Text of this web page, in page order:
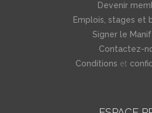
Devenir
Emplois, stages et
Signer le
Contactez-
Conditions et